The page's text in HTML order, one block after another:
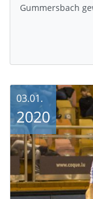
Gummersbach
03.01.
2020